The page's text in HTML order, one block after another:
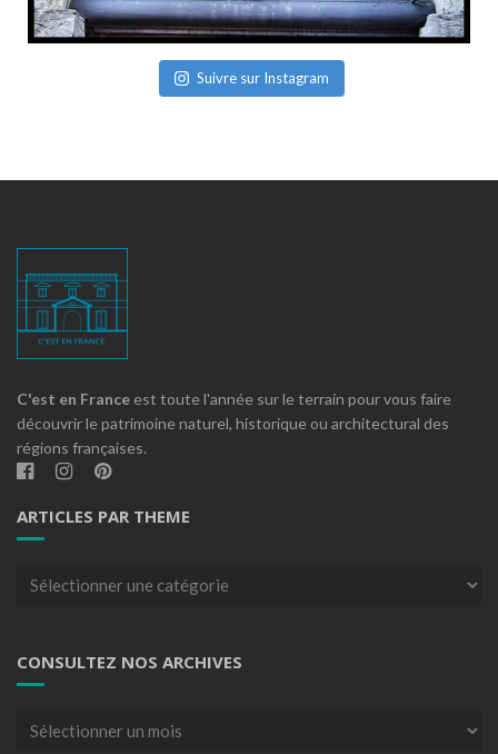
Suivre sur Instagram
C'est en France est toute l'année sur le terrain pour vous faire
découvrir le patrimoine naturel, historique ou architectural des
régions françaises.
ARTICLES PAR THEME
Articles
CONSULTEZ NOS ARCHIVES
Consultez